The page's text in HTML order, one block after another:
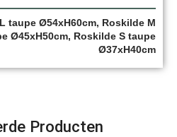
taupe Ø54xH60cm, Roskilde M
Ø45xH50cm, Roskilde S taupe
Ø37xH40cm
Producten